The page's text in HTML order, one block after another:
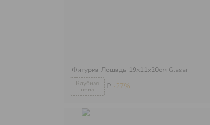
₽ -27%
Фигурка Лошадь 19х11х20см Glasar